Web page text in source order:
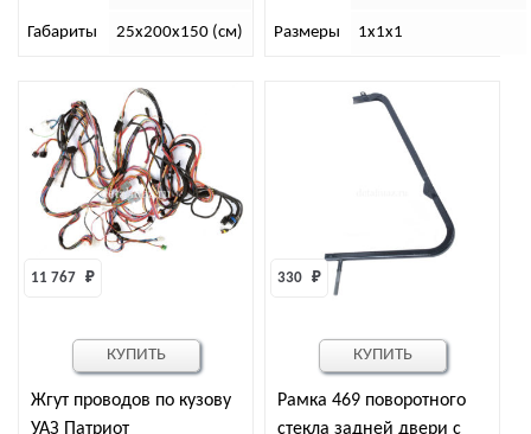
Габариты 25х200х150 (см) Размеры 1х1х1
Жгут проводов по кузову
УАЗ Патриот
11 767 ₽
КУПИТЬ
Рамка 469 поворотного
стекла задней двери с
330 ₽
КУПИТЬ